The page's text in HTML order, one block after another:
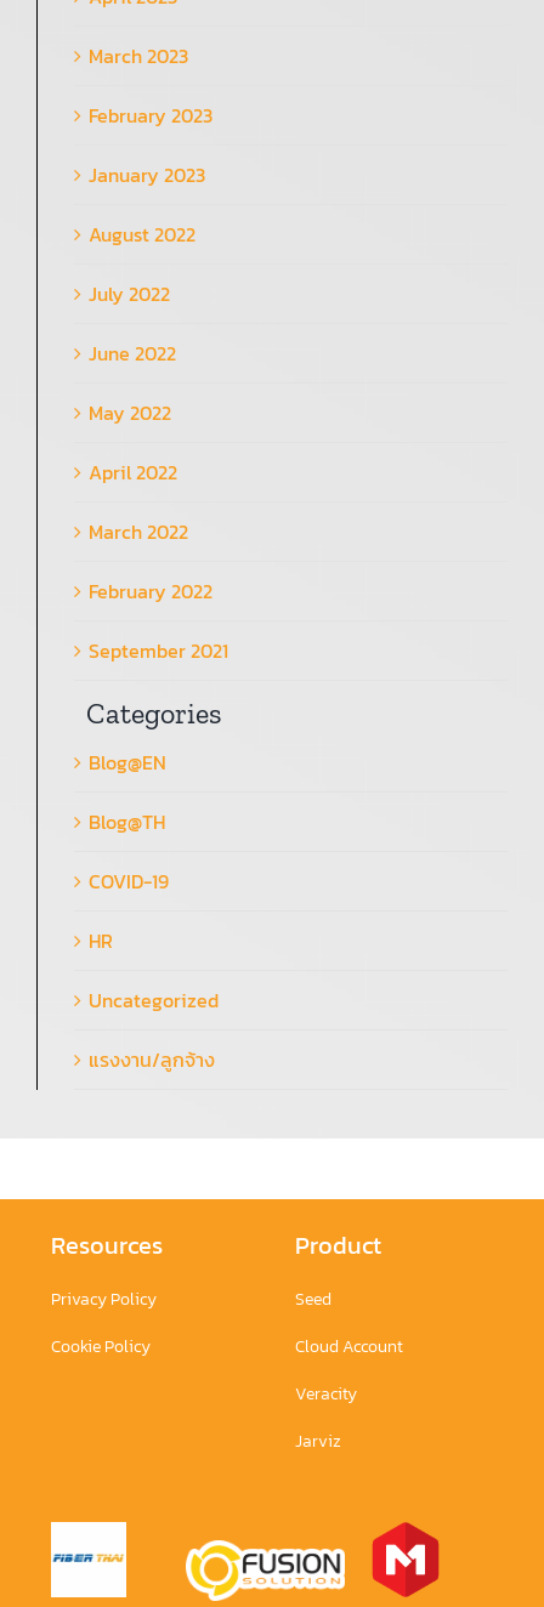
March 2023
February 2023
January 2023
August 2022
July 2022
June 2022
May 2022
April 2022
March 2022
February 2022
September 2021
Categories
Blog@EN
Blog@TH
COVID-19
HR
Uncategorized
แรงงาน/ลูกจ้าง
Resources
Privacy Policy
Cookie Policy
Product
Seed
Cloud Account
Veracity
Jarviz